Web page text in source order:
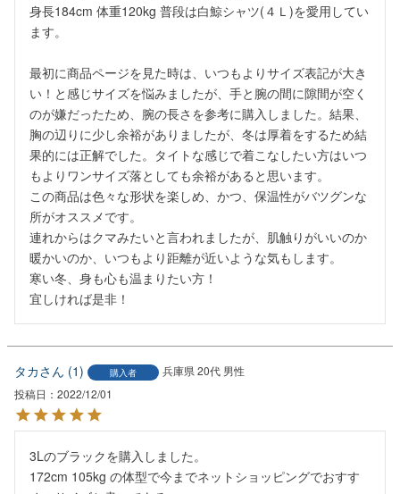
身長184cm 体重120kg 普段は白鯨シャツ(４Ｌ)を愛用してい
ます。
最初に商品ページを見た時は、いつもよりサイズ表記が大き
い！と感じサイズを悩みましたが、手と腕の間に隙間が空く
のが嫌だったため、腕の長さを参考に購入しました。結果、
胸の辺りに少し余裕がありましたが、冬は厚着をするため結
果的には正解でした。タイトな感じで着こなしたい方はいつ
もよりワンサイズ落としても余裕があると思います。
この商品は色々な形状を楽しめ、かつ、保温性がバツグンな
所がオススメです。
連れからはクマみたいと言われましたが、肌触りがいいのか
暖かいのか、いつもより距離が近いような気もします。
寒い冬、身も心も温まりたい方！
宜しければ是非！
タカ 1 購入者 兵庫県 20代 男性
投稿日
2022/12/01
3Lのブラックを購入しました。
172cm 105kg の体型で今までネットショッピングでおすす